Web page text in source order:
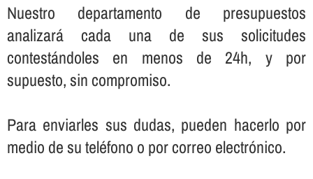
Nuestro departamento de presupuestos
analizará cada una de sus solicitudes
contestándoles en menos de 24h, y por
supuesto, sin compromiso.
Para enviarles sus dudas, pueden hacerlo por
medio de su teléfono o por correo electrónico.